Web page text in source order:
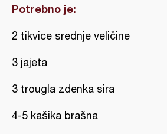
Potrebno je:
2 tikvice srednje veličine
3 jajeta
3 trougla zdenka sira
4-5 kašika brašna